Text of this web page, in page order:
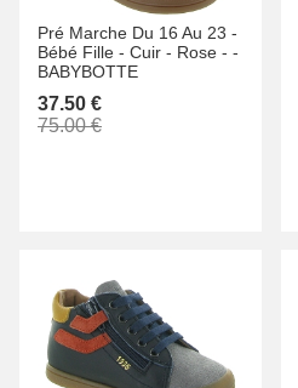
Pré Marche Du 16 Au 23 -
Bébé Fille - Cuir - Rose - -
BABYBOTTE
37.50 €
75.00 €